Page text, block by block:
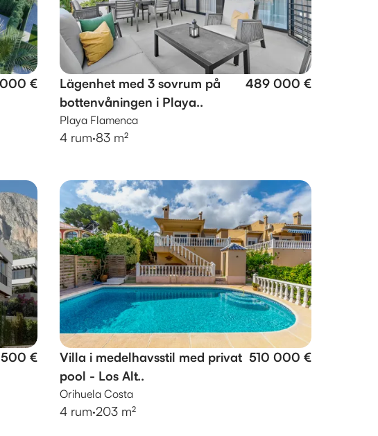
€
Lägenhet med 3 sovrum på
bottenvåningen i Playa..
489 000 €
Playa Flamenca
4 rum·83 m²
€
Villa i medelhavsstil med privat
pool - Los Alt..
510 000 €
Orihuela Costa
4 rum·203 m²